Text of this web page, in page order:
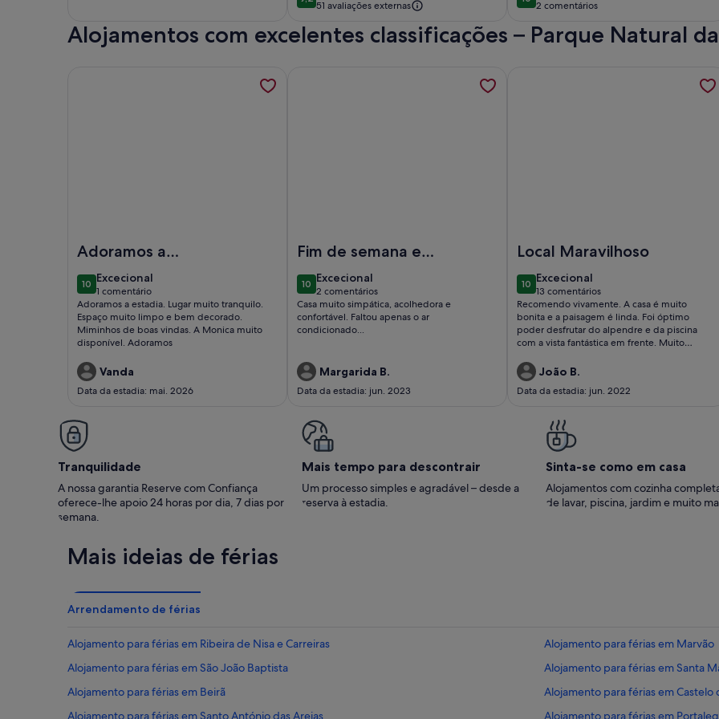
9,2 de 10
51 avaliações externas 10 de 10
2 comentários
(2
comentários)
Alojamentos com excelentes classificações – Parque Natural
Adoramos a
estadia. Lugar muito
tranquilo. Espaço
muito limpo e bem
decorado. Miminhos
de boas ...
1010 de 10
Excecional
excecional
1 comentário
(1
comentário)
Adoramos a estadia. Lugar muito tranquilo.
Espaço muito limpo e bem decorado.
Miminhos de boas vindas. A Monica muito
disponível. Adoramos
Vanda
Data da estadia: mai. 2026
Fim de semana em
família
1010 de 10
Excecional
excecional
2 comentários
(2
comentários)
Casa muito simpática, acolhedora e
confortável. Faltou apenas o ar
condicionado...
Margarida B.
Data da estadia: jun. 2023
Local Maravilhoso
1010 de 10
Excecional
excecional
13 comentários
(13
comentários)
Recomendo vivamente. A casa é muito
bonita e a paisagem é linda. Foi óptimo
poder desfrutar do alpendre e da piscina
com a vista fantástica em frente. Muito
de muitos outros locais de interesse cultural e
paisagístico. A dona da casa é extremamente
simpática e o processo de check in e check
João B.
Data da estadia: jun. 2022
Tranquilidade
A nossa garantia Reserve com Confiança
oferece-lhe apoio 24 horas por dia, 7 dias por
semana.
Mais tempo para descontrair
Um processo simples e agradável – desde a
reserva à estadia.
Sinta-se como em casa
Alojamentos com cozinha
de lavar, piscina, jardim e muito
Mais ideias de férias
Arrendamento de férias
Alojamento para férias em Ribeira de Nisa e Carreiras
Alojamento para férias em Marvão
Alojamento para férias em São João Baptista
Alojamento para férias em Santa
Alojamento para férias em Beirã
Alojamento para férias em Castelo
Alojamento para férias em Santo António das Areias
Alojamento para férias em